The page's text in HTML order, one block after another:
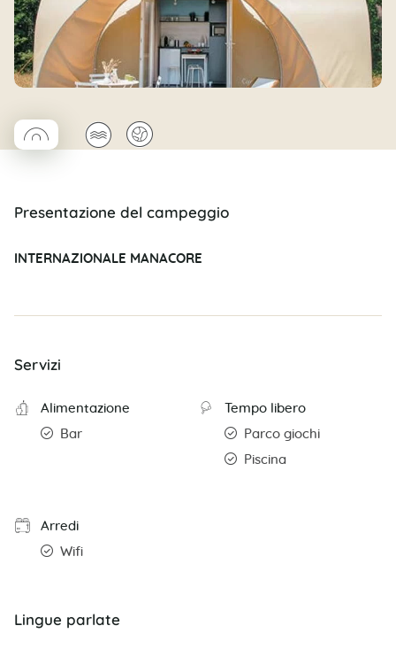
◯Coco rond🌊 🌍
Presentazione del campeggio
INTERNAZIONALE MANACORE
Servizi
Alimentazione
Bar
Tempo libero
Parco giochi
Piscina
Arredi
Wifi
Lingue parlate